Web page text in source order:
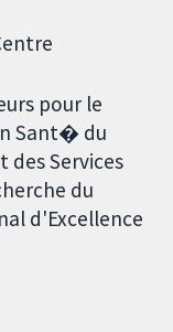
pour le
Sant� du
Services
du
d'Excellence